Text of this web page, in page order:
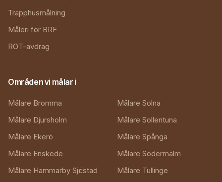
Trapphusmålning
Måleri för BRF
ROT-avdrag
Områden vi målar i
Målare Bromma
Målare Djursholm
Målare Ekerö
Målare Enskede
Målare Hammarby Sjöstad
Målare Solna
Målare Sollentuna
Målare Spånga
Målare Södermalm
Målare Tullinge